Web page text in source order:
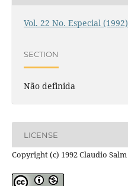
Vol. 22 No. Especial (1992)
SECTION
Não definida
LICENSE
Copyright (c) 1992 Claudio Salm